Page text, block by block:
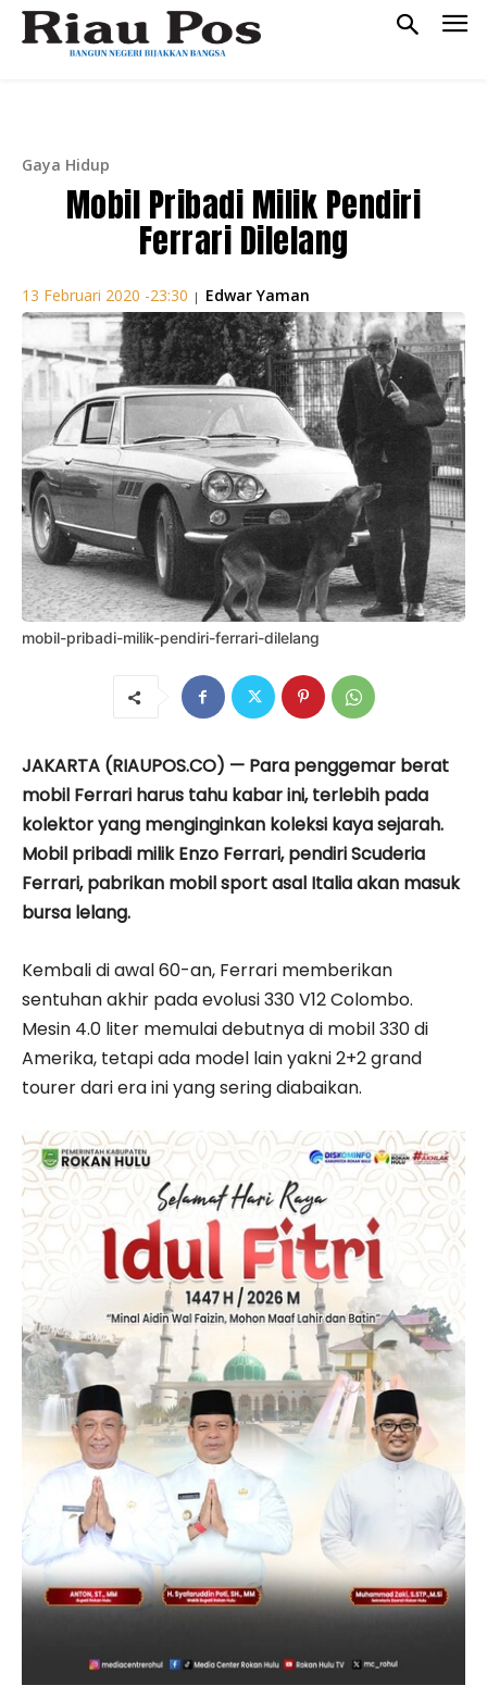
Gaya Hidup
Mobil Pribadi Milik Pendiri
Ferrari Dilelang
13 Februari 2020 -23:30 | Edwar Yaman
mobil-pribadi-milik-pendiri-ferrari-dilelang
JAKARTA (RIAUPOS.CO) — Para penggemar berat
mobil Ferrari harus tahu kabar ini, terlebih pada
kolektor yang menginginkan koleksi kaya sejarah.
Mobil pribadi milik Enzo Ferrari, pendiri Scuderia
Ferrari, pabrikan mobil sport asal Italia akan masuk
bursa lelang.
Kembali di awal 60-an, Ferrari memberikan
sentuhan akhir pada evolusi 330 V12 Colombo.
Mesin 4.0 liter memulai debutnya di mobil 330 di
Amerika, tetapi ada model lain yakni 2+2 grand
tourer dari era ini yang sering diabaikan.